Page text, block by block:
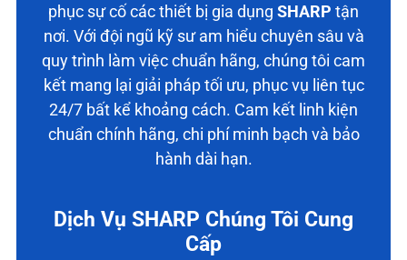
phục sự cố các thiết bị gia dụng SHARP tận
nơi. Với đội ngũ kỹ sư am hiểu chuyên sâu và
quy trình làm việc chuẩn hãng, chúng tôi cam
kết mang lại giải pháp tối ưu, phục vụ liên tục
24/7 bất kể khoảng cách. Cam kết linh kiện
chuẩn chính hãng, chi phí minh bạch và bảo
hành dài hạn.
Dịch Vụ SHARP Chúng Tôi Cung
Cấp